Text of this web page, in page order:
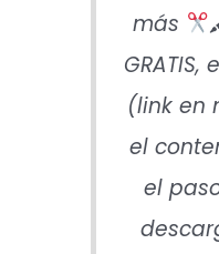
más
(link en
el
el